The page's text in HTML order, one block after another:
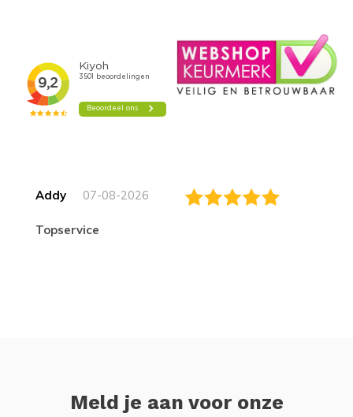
Addy 07-08-2026
topservice
Meld je aan voor onze